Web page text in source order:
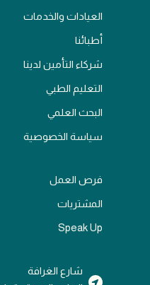
العيادات والخدمات
أطبائنا
شركاء التأمين لدينا
التعليم الطبي
البحث العلمي
سياسة الخصوصية
فرص العمل
المشتريات
Speak Up
شارع الغرافة